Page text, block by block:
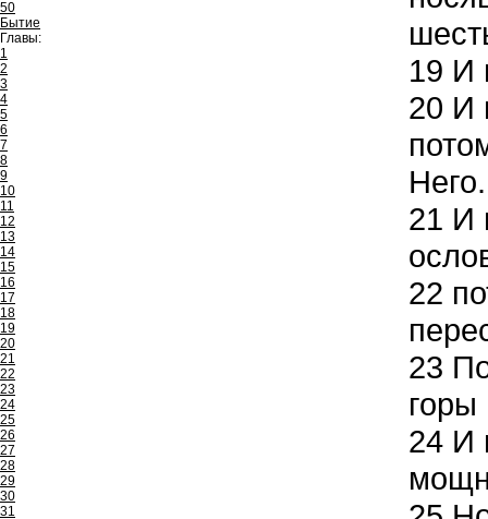
50
Бытие
Главы:
1
2
3
4
5
6
7
8
9
10
11
12
13
14
15
16
17
18
19
20
21
22
23
24
25
26
27
28
29
30
31
19 И
20 И
Него.
21 И
22
23
24 И